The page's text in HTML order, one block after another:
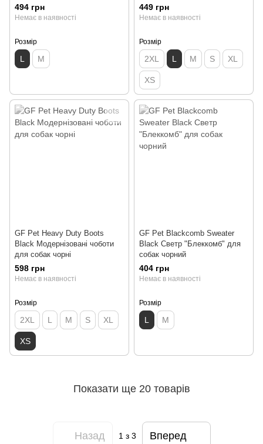
494 грн
Немає в наявності
Розмір
L M
449 грн
Немає в наявності
Розмір
2XL L M S XL
XS
GF Pet Heavy Duty Boots
Black Модернізовані чоботи
для собак чорні
598 грн
Немає в наявності
Розмір
2XL L M S XL
XS
GF Pet Blackcomb Sweater
Black Светр "Блеккомб" для
собак чорний
404 грн
Немає в наявності
Розмір
L M
Показати ще 20 товарів
Назад 1 з 3 Вперед